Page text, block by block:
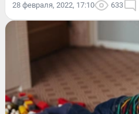
28 февраля, 2022, 17:10 633